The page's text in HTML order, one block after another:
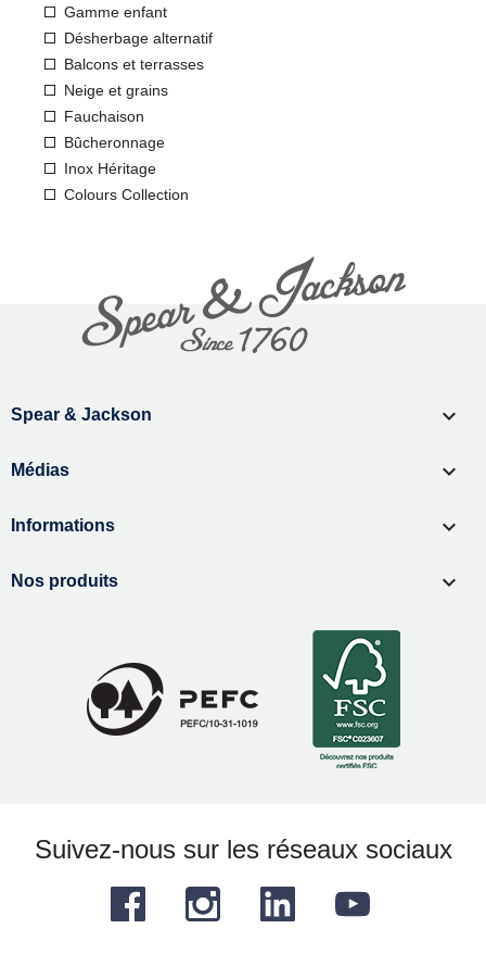
Gamme enfant
Désherbage alternatif
Balcons et terrasses
Neige et grains
Fauchaison
Bûcheronnage
Inox Héritage
Colours Collection
Spear & Jackson 
Médias 
Informations 
Nos produits 
Suivez-nous sur les réseaux sociaux
Facebook YouTube
Instagram LinkedIn